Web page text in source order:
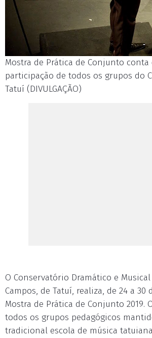
Mostra de Prática de Conjunto conta
participação de todos os grupos do
Tatuí (DIVULGAÇÃO)
O Conservatório Dramático e Musical
Campos, de Tatuí, realiza, de 24 a 30
Mostra de Prática de Conjunto 2019.
todos os grupos pedagógicos
tradicional escola de música